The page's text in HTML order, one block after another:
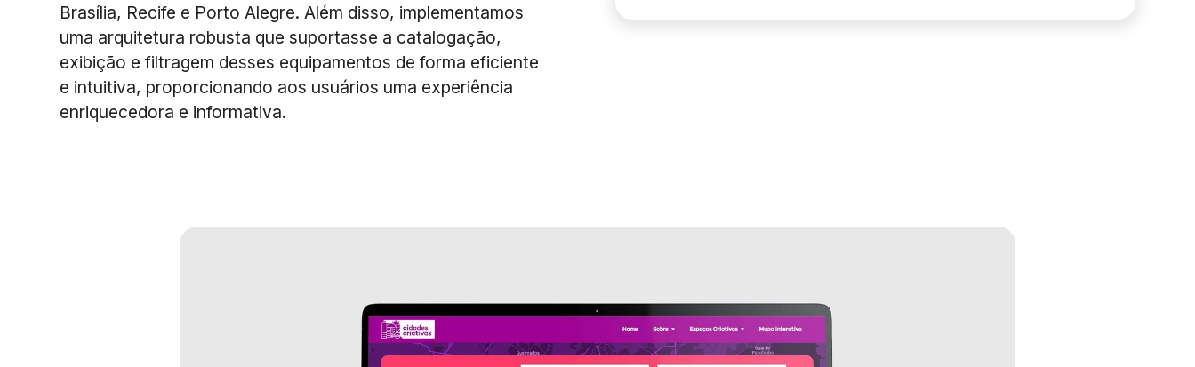
Brasília, Recife e Porto Alegre. Além disso, implementamos
uma arquitetura robusta que suportasse a catalogação,
exibição e filtragem desses equipamentos de forma eficiente
e intuitiva, proporcionando aos usuários uma experiência
enriquecedora e informativa.